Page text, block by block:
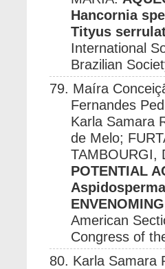
Hancornia
Tityus
International
Brazilian
79. Maíra
Fernandes
Karla Samara
de Melo;
TAMBOURGI,
POTENTIAL
American
Congress of
80. Karla Samara